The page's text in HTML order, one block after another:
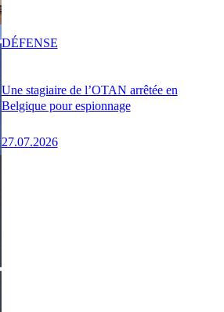
Une stagiaire de l’OTAN arrêtée en
Belgique pour espionnage
27.07.2026
DÉFENSE